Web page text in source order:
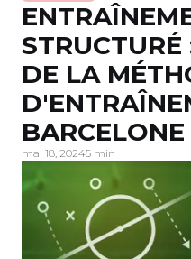
STRUCTURÉ
DE LA
BARCELONE
mai 18, 20245 min